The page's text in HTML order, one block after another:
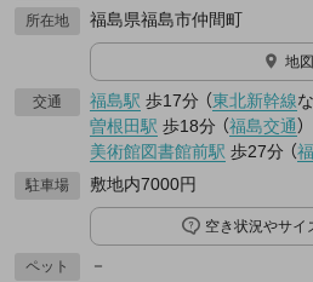
所在地 福島県福島市仲間町
地
交通 福島駅 歩17分 （東北新幹線
曽根田駅 歩18分 （福島交通）
美術館図書館前駅 歩27分 （
駐車場 敷地内7000円
空き状況やサイ
ペット －